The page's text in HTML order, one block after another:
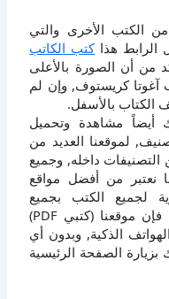
الكتب الأخرى والتي
الرابط هذاكتب الكاتب
من أن الصورة بالأعلى
آغوتا كريستوف, وإن لم
الكتاب بالأسفل.
أيضاً مشاهدة وتحميل
لموقعنا العديد من
التصنيفات داخله, وجميع
كما وأننا نعتبر من أفضل مواقع
لجميع الكتب بجميع
تخصصاتها, وبالنسبة لتصفح الموقع, فإن موقعنا (كتبي PDF)
الذكية, وبدون أي
الصفحة الرئيسية